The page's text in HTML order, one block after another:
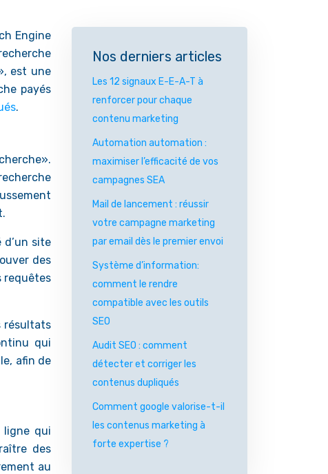
Engine
est une
payés
.
d’un site
des
requêtes
résultats
qui
afin de
ligne qui
des
au
Nos derniers articles
Les 12 signaux E-E-A-T à
renforcer pour chaque
contenu marketing
Automation automation :
maximiser l’efficacité de vos
campagnes SEA
Mail de lancement : réussir
votre campagne marketing
par email dès le premier envoi
Système d’information:
comment le rendre
compatible avec les outils
SEO
Audit SEO : comment
détecter et corriger les
contenus dupliqués
Comment google valorise-t-il
les contenus marketing à
forte expertise ?